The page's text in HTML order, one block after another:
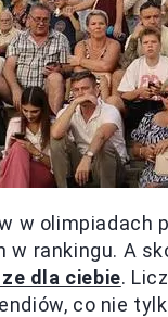
w olimpiadach
w rankingu. A
dla ciebie.
co nie